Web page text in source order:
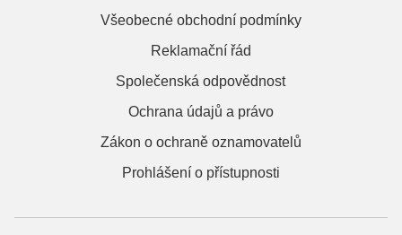
Všeobecné obchodní podmínky
Reklamační řád
Společenská odpovědnost
Ochrana údajů a právo
Zákon o ochraně oznamovatelů
Prohlášení o přístupnosti